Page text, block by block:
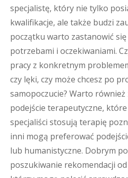
specjalistę, który nie tylko
kwalifikacje, ale także budzi
początku warto zastanowić
potrzebami i oczekiwaniami.
pracy z konkretnym
czy lęki, czy może chcesz po
samopoczucie? Warto
podejście terapeutyczne,
specjaliści stosują terapię
inni mogą preferować
lub humanistyczne. Dobrym
poszukiwanie rekomendacji